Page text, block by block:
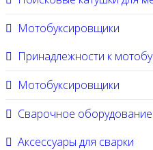
Мотобуксировщики
Принадлежности к
Мотобуксировщики
Сварочное оборудование
Аксессуары для сварки